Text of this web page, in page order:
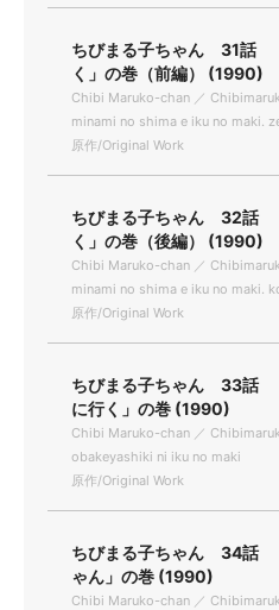
ちびまる子ちゃん 31話
く」の巻（前編） (1990)
Chibi Maruko-chan ／
minami no shima e iku no maki.
原作/Original Work
ちびまる子ちゃん 32話
く」の巻（後編） (1990)
Chibi Maruko-chan ／
minami no shima e iku no maki.
原作/Original Work
ちびまる子ちゃん 33話
に行く」の巻 (1990)
Chibi Maruko-chan ／
obakeyashiki ni iku no maki
原作/Original Work
ちびまる子ちゃん 34話
ゃん」の巻 (1990)
Chibi Maruko-chan ／